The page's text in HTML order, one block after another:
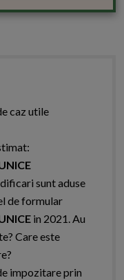
caz utile
sunt aduse
de formular
in 2021. Au
Care este
impozitare prin